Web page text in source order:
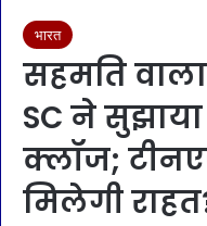
भारत
सहमति
SC ने
क्लॉज;
मिलेगी